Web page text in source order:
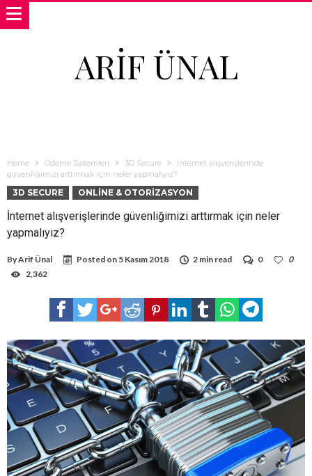
ARIF ÜNAL
Home Ödeme Sistemleri 3D Secure
İnternet alışverişlerinde
güvenliğimizi arttırmak için neler yapmalıyız?
3D SECURE ONLINE & OTORIZASYON
İnternet alışverişlerinde güvenliğimizi arttırmak için neler
yapmalıyız?
ByArif Ünal Posted on 5 Kasım 2018 2 min read 0
0
2,362